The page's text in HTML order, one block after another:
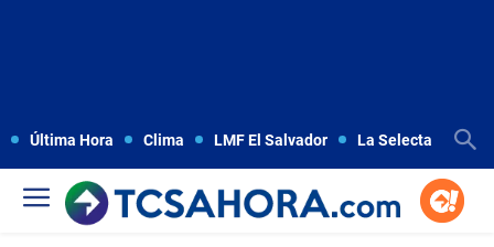
Última Hora Clima LMF El Salvador La Selecta